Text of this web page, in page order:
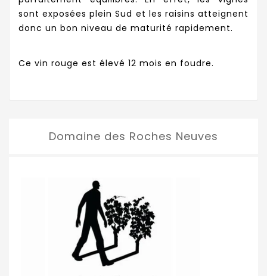
sont exposées plein Sud et les raisins atteignent
donc un bon niveau de maturité rapidement.
Ce vin rouge est élevé 12 mois en foudre.
Domaine des Roches Neuves